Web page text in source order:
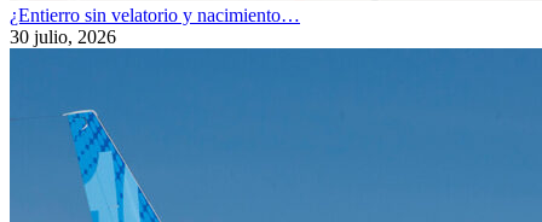
¿Entierro sin velatorio y nacimiento…
30 julio, 2026